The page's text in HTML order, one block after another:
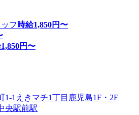
フ 時給1,850円〜
1,850円〜
1-1えきマチ1丁目鹿児島1F・2F
央駅前駅